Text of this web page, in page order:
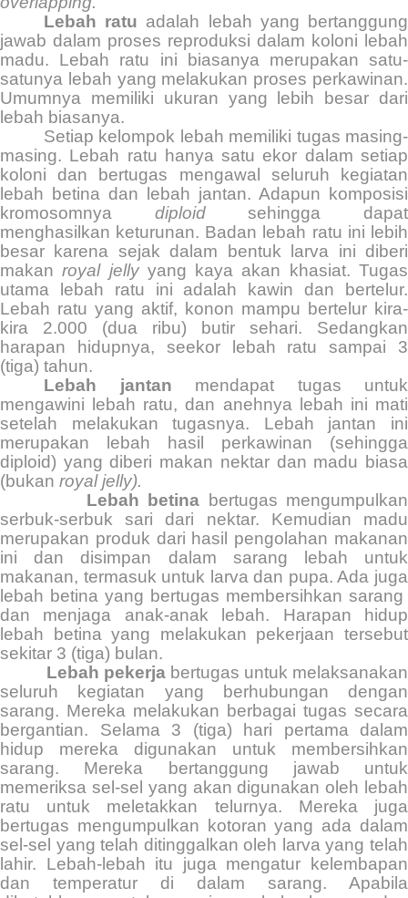
Lebah ratu adalah lebah yang bertanggung
jawab dalam proses reproduksi dalam koloni lebah
madu. Lebah ratu ini biasanya merupakan satu-
satunya lebah yang melakukan proses perkawinan.
Umumnya memiliki ukuran yang lebih besar dari
lebah biasanya.
Setiap kelompok lebah memiliki tugas masing-
masing. Lebah ratu hanya satu ekor dalam setiap
koloni dan bertugas mengawal seluruh kegiatan
lebah betina dan lebah jantan. Adapun komposisi
kromosomnya diploidsehingga dapat
menghasilkan keturunan. Badan lebah ratu ini lebih
besar karena sejak dalam bentuk larva ini diberi
makanroyal jelly yang kaya akan khasiat. Tugas
utama lebah ratu ini adalah kawin dan bertelur.
Lebah ratu yang aktif, konon mampu bertelur kira-
kira 2.000 (dua ribu) butir sehari. Sedangkan
harapan hidupnya, seekor lebah ratu sampai 3
(tiga) tahun.
Lebah jantan mendapat tugas untuk
mengawini lebah ratu, dan anehnya lebah ini mati
setelah melakukan tugasnya. Lebah jantan ini
merupakan lebah hasil perkawinan (sehingga
diploid) yang diberi makan nektar dan madu biasa
(bukan royal jelly).
Lebah betina bertugas mengumpulkan
serbuk-serbuk sari dari nektar. Kemudian madu
merupakan produk dari hasil pengolahan makanan
ini dan disimpan dalam sarang lebah untuk
makanan, termasuk untuk larva dan pupa. Ada juga
lebah betina yang bertugas membersihkan sarang
dan menjaga anak-anak lebah. Harapan hidup
lebah betina yang melakukan pekerjaan tersebut
sekitar 3 (tiga) bulan.
Lebah pekerjabertugas untuk melaksanakan
seluruh kegiatan yang berhubungan dengan
sarang. Mereka melakukan berbagai tugas secara
bergantian. Selama 3 (tiga) hari pertama dalam
hidup mereka digunakan untuk membersihkan
sarang. Mereka bertanggung jawab untuk
memeriksa sel-sel yang akan digunakan oleh lebah
ratu untuk meletakkan telurnya. Mereka juga
bertugas mengumpulkan kotoran yang ada dalam
sel-sel yang telah ditinggalkan oleh larva yang telah
lahir. Lebah-lebah itu juga mengatur kelembapan
dan temperatur di dalam sarang. Apabila